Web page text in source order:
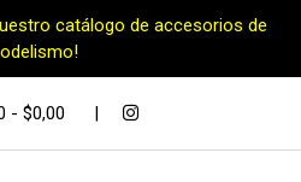
catálogo de accesorios de
- $0,00